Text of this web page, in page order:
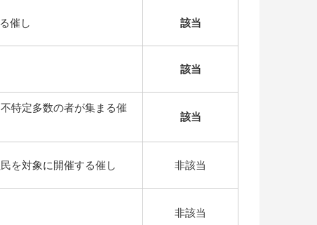
催し 該当
該当
特定多数の者が集まる催
該当
を対象に開催する催し 非該当
非該当